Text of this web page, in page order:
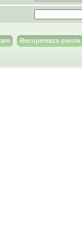
Recupereaza parola